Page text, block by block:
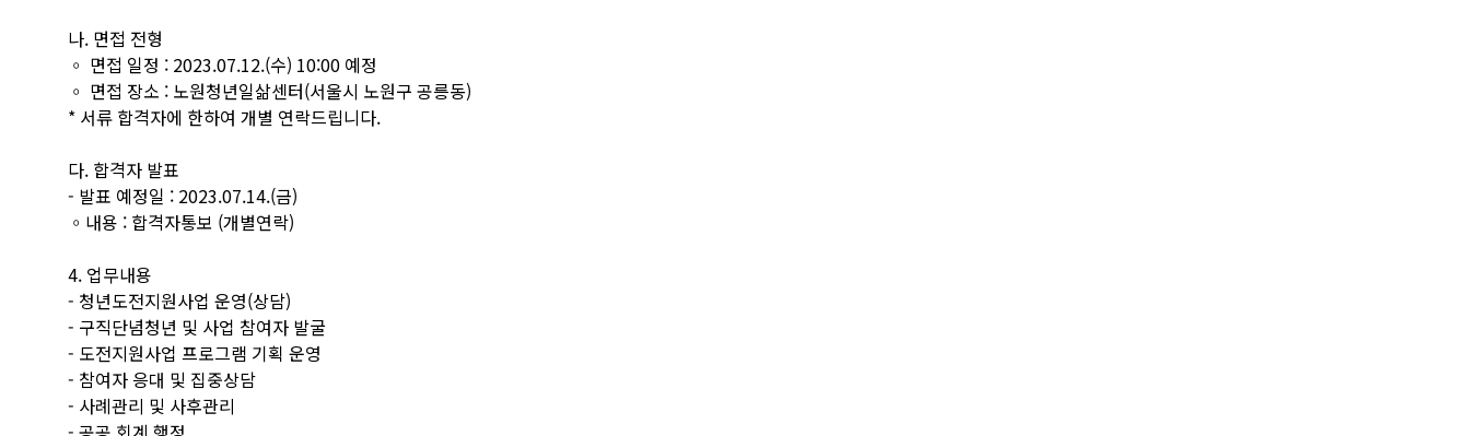
나. 면접 전형
◦ 면접 일정 : 2023.07.12.(수) 10:00 예정
◦ 면접 장소 : 노원청년일삶센터(서울시 노원구 공릉동)
* 서류 합격자에 한하여 개별 연락드립니다.
다. 합격자 발표
- 발표 예정일 : 2023.07.14.(금)
◦내용 : 합격자통보 (개별연락)
4. 업무내용
- 청년도전지원사업 운영(상담)
- 구직단념청년 및 사업 참여자 발굴
- 도전지원사업 프로그램 기획 운영
- 참여자 응대 및 집중상담
- 사례관리 및 사후관리